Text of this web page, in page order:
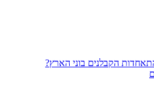
הקבלנים בוני הארץ?